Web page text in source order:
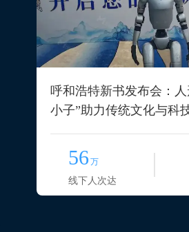
呼和浩特新书发布会：
小子”助力传统文化与科
56 万
线下人次达